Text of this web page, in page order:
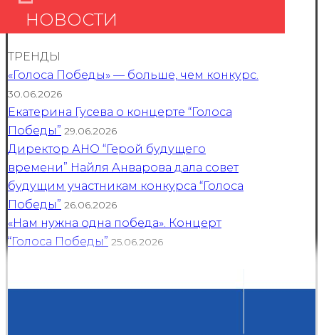
НОВОСТИ
ТРЕНДЫ
«Голоса Победы» — больше, чем конкурс.
30.06.2026
Екатерина Гусева о концерте “Голоса
Победы” 29.06.2026
Директор АНО “Герой будущего
времени” Найля Анварова дала совет
будущим участникам конкурса “Голоса
Победы” 26.06.2026
«Нам нужна одна победа». Концерт
“Голоса Победы” 25.06.2026